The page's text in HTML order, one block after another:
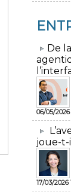
​De
06/05/
joue-t-
17/03/2026